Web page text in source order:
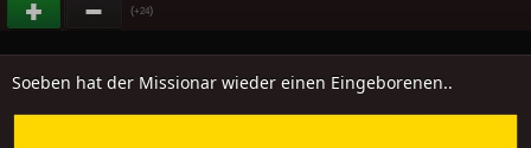
(+24)
Soeben hat der Missionar wieder einen Eingeborenen..